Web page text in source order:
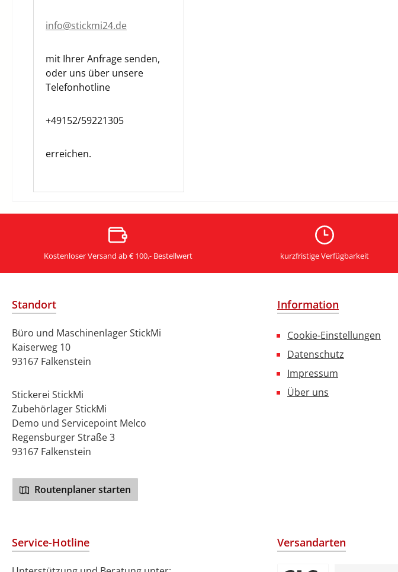
info@stickmi24.de
mit Ihrer Anfrage senden,
oder uns über unsere
Telefonhotline
+49152/59221305
erreichen.
Kostenloser Versand ab € 100,- Bestellwert kurzfristige Verfügbarkeit
Standort
Büro und Maschinenlager StickMi
Kaiserweg 10
93167 Falkenstein
Stickerei StickMi
Zubehörlager StickMi
Demo und Servicepoint Melco
Regensburger Straße 3
93167 Falkenstein
Routenplaner starten
Information
Cookie-Einstellungen
Datenschutz
Impressum
Über uns
Service-Hotline Versandarten